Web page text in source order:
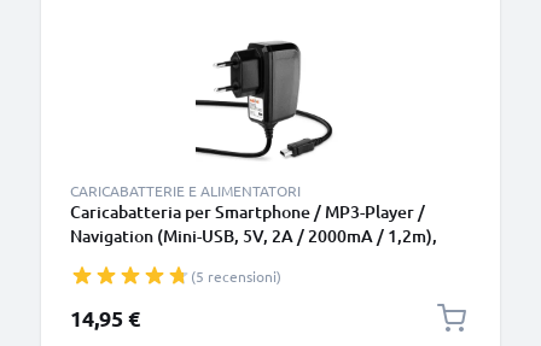
CARICABATTERIE E ALIMENTATORI
Caricabatteria per Smartphone / MP3-Player /
Navigation (Mini-USB, 5V, 2A / 2000mA / 1,2m),
(5 recensioni)
14,95 €